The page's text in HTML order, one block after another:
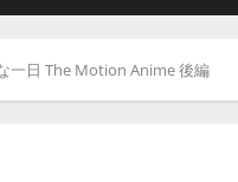
一日 The Motion Anime 後編